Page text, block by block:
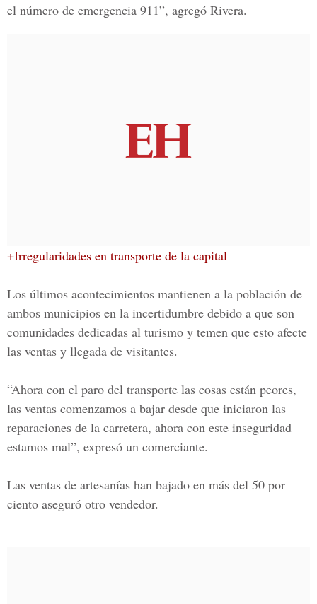
el número de emergencia 911”, agregó Rivera.
+Irregularidades en transporte de la capital
Los últimos acontecimientos mantienen a la población de
ambos municipios en la incertidumbre debido a que son
comunidades dedicadas al turismo y temen que esto afecte
las ventas y llegada de visitantes.
“Ahora con el paro del transporte las cosas están peores,
las ventas comenzamos a bajar desde que iniciaron las
reparaciones de la carretera, ahora con este inseguridad
estamos mal”, expresó un comerciante.
Las ventas de artesanías han bajado en más del 50 por
ciento aseguró otro vendedor.